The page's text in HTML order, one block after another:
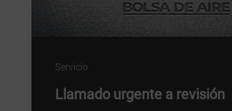
Servicio
Llamado urgente a revisión